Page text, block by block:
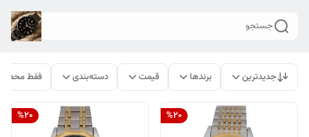
جستجو
جدیدترین برندها قیمت دسته‌بندی فقط
%20
%20